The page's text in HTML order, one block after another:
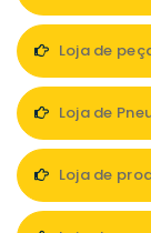
Loja de
Loja de
Loja de